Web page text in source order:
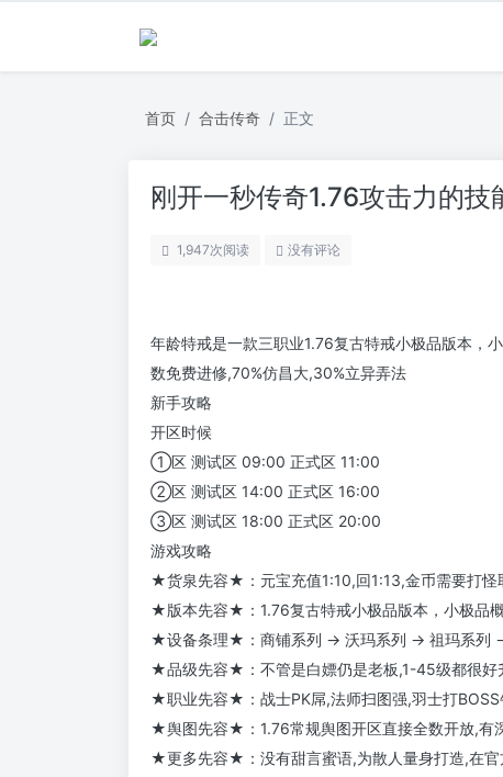
首页 合击传奇 正文
刚开一秒传奇1.76攻击力的技
1,947次阅读 没有评论
年龄特戒是一款三职业1.76复古特戒小极品版本，
数免费进修,70%仿昌大,30%立异弄法
新手攻略
开区时候
①区 测试区 09:00 正式区 11:00
②区 测试区 14:00 正式区 16:00
③区 测试区 18:00 正式区 20:00
游戏攻略
★货泉先容★：元宝充值1:10,回1:13,金币需要打怪
★版本先容★：1.76复古特戒小极品版本，小极品
★设备条理★：商铺系列 → 沃玛系列 → 祖玛系列
★品级先容★：不管是白嫖仍是老板,1-45级都很好
★职业先容★：战士PK屌,法师扫图强,羽士打BOSS
★舆图先容★：1.76常规舆图开区直接全数开放,有
★更多先容★：没有甜言蜜语,为散人量身打造,在官